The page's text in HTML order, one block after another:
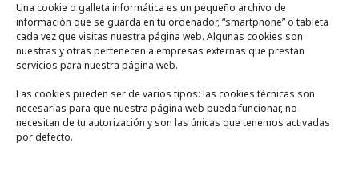
Una cookie o galleta informática es un pequeño archivo de
información que se guarda en tu ordenador, “smartphone” o tableta
cada vez que visitas nuestra página web. Algunas cookies son
nuestras y otras pertenecen a empresas externas que prestan
servicios para nuestra página web.
Las cookies pueden ser de varios tipos: las cookies técnicas son
necesarias para que nuestra página web pueda funcionar, no
necesitan de tu autorización y son las únicas que tenemos activadas
por defecto.
A un click